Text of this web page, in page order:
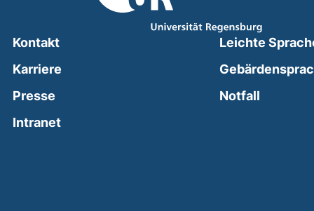
Kontakt
Karriere
Presse
Intranet(external link, opens in a new window)
Leichte
Notfall